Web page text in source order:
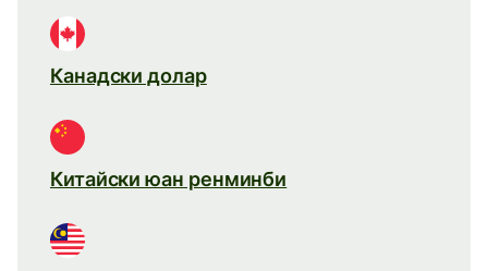
Канадски долар
Китайски юан ренминби